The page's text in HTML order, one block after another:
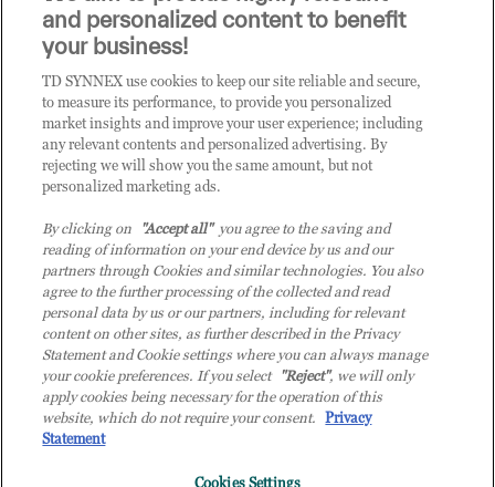
i prodotti o le soluzioni trattate sul blog?
CLICCA QUI E DIVENTA
CLIENTE TD SYNNEX
© 2026 TD SYNNEX Italy S.r.l. - Sede legale: via Luigi Russolo 9, 20138 Milano
(MI) - Numero di iscrizione al Registro delle Imprese di Milano e Codice Fiscale:
07092780159 - P.IVA: 07092780159 - Eur 12.569.000,00 i.v - TD SYNNEX e TD
in altri Paesi. Società a socio unico soggetta all’attività di direzione e coordinamento
and personalized content to benefit
your business!
TD SYNNEX use cookies to keep our site reliable and secure,
to measure its performance, to provide you personalized
market insights and improve your user experience; including
any relevant contents and personalized advertising. By
rejecting we will show you the same amount, but not
personalized marketing ads.
By clicking on "Accept all"you agree to the saving and
reading of information on your end device by us and our
partners through Cookies and similar technologies. You also
agree to the further processing of the collected and read
personal data by us or our partners, including for relevant
content on other sites, as further described in the Privacy
Statement and Cookie settings where you can always manage
your cookie preferences. If you select "Reject", we will only
apply cookies being necessary for the operation of this
website, which do not require your consent. Privacy
Statement
Cookies Settings